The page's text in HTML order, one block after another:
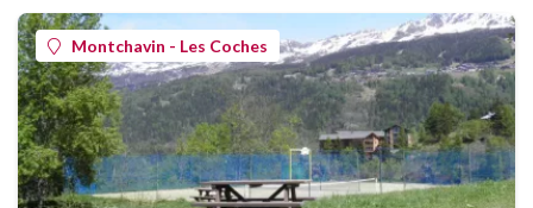
Montchavin - Les Coches